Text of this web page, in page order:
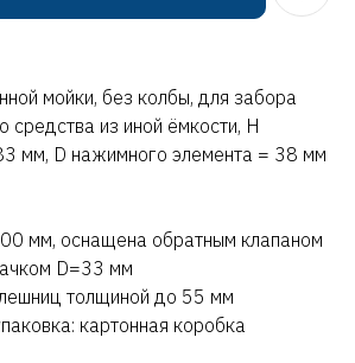
мойки, без колбы, для забора
из иной ёмкости, H
мм, D нажимного элемента = 38 мм
мм, оснащена обратным клапаном
D=33 мм
толщиной до 55 мм
картонная коробка